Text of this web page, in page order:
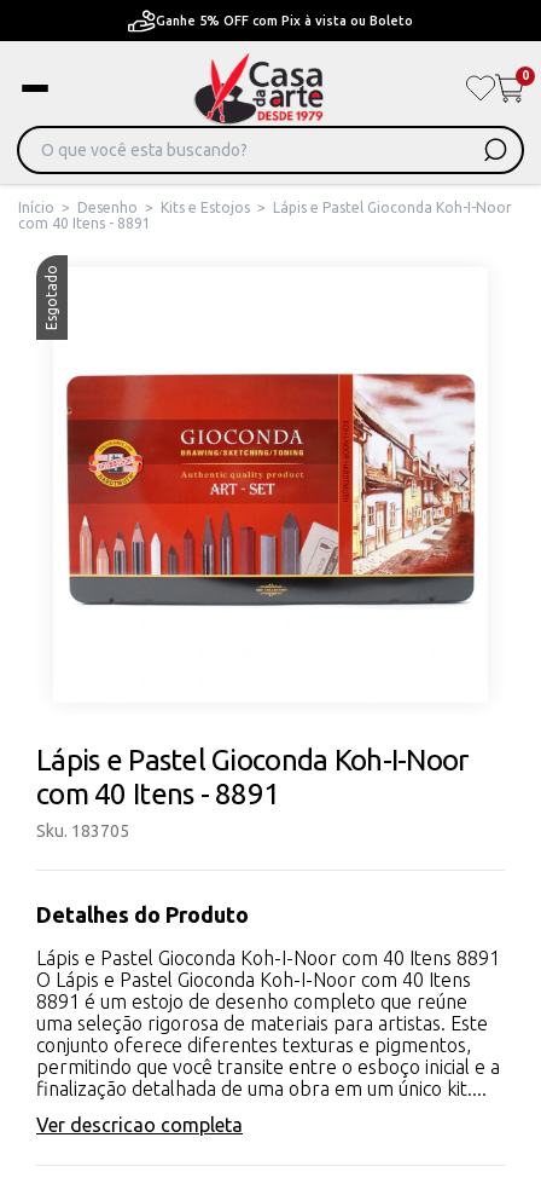
Pague em Até 6x sem juros ou ate
0
Início > Desenho > Kits e Estojos >
Lápis e Pastel Gioconda Koh-I-Noor
com 40 Itens - 8891
Esgotado
Lápis e Pastel Gioconda Koh-I-Noor
com 40 Itens - 8891
Sku. 183705
Detalhes do Produto
Lápis e Pastel Gioconda Koh-I-Noor com 40 Itens 8891
O Lápis e Pastel Gioconda Koh-I-Noor com 40 Itens
8891 é um estojo de desenho completo que reúne
uma seleção rigorosa de materiais para artistas. Este
conjunto oferece diferentes texturas e pigmentos,
permitindo que você transite entre o esboço inicial e a
finalização detalhada de uma obra em um único kit....
Ver descricao completa